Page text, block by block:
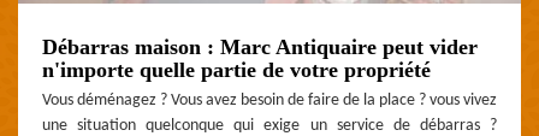
Débarras maison : Marc Antiquaire peut vider
n'importe quelle partie de votre propriété
Vous déménagez ? Vous avez besoin de faire de la place ? vous vivez
une situation quelconque qui exige un service de débarras ?